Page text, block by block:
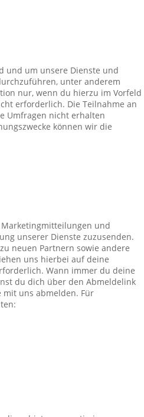
und um unsere Dienste und
unter anderem
nur, wenn du hierzu im Vorfeld
erforderlich. Die Teilnahme an
Umfragen nicht erhalten
können wir die
und
unserer Dienste zuzusenden.
neuen Partnern sowie andere
uns hierbei auf deine
Wann immer du deine
du dich über den Abmeldelink
uns abmelden. Für